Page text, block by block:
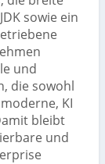
sowie ein
und
die sowohl
KI
bleibt
und